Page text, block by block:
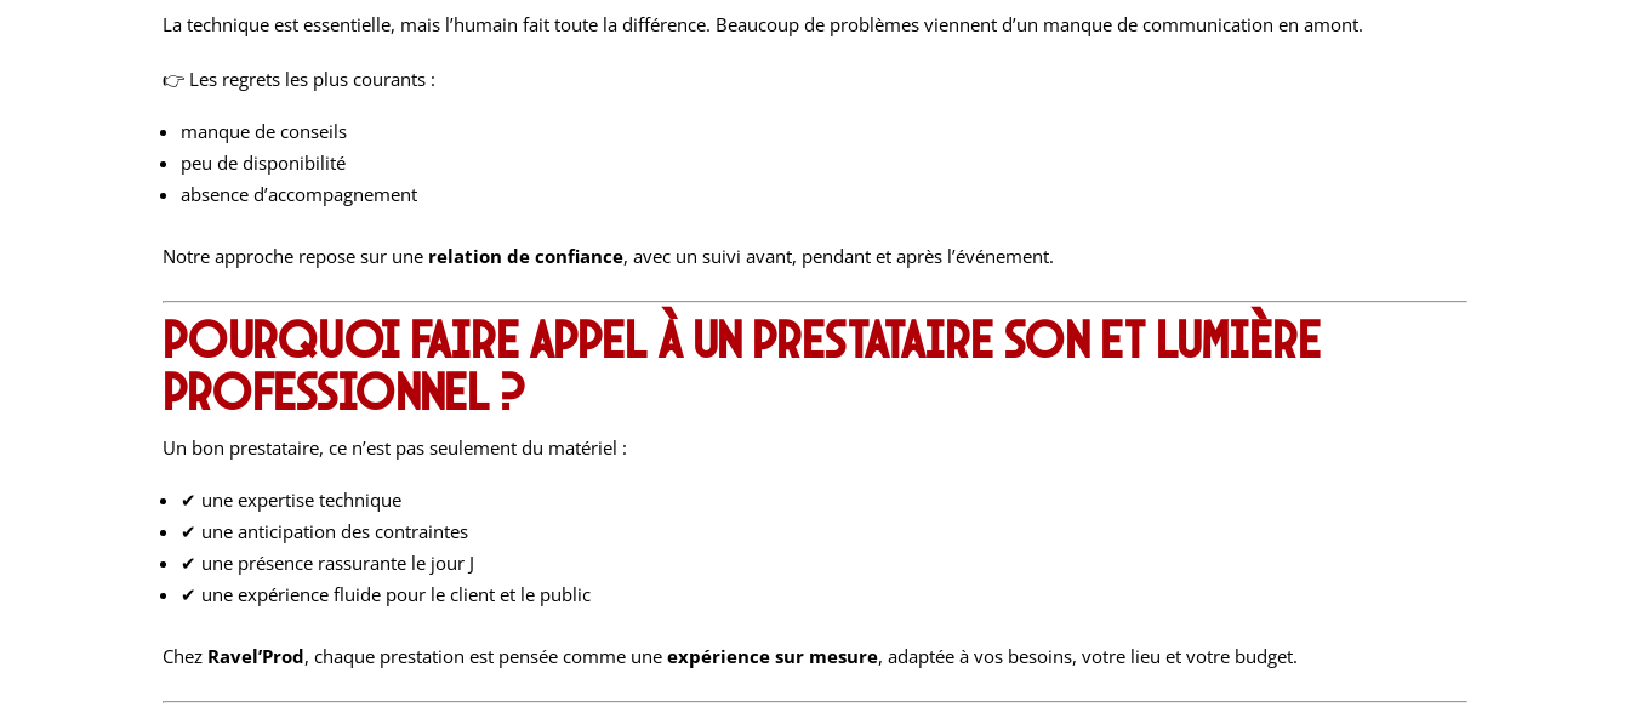
La technique est essentielle, mais l’humain fait toute la différence. Beaucoup de problèmes viennent d’un manque de communication en amont.
👉 Les regrets les plus courants :
manque de conseils
peu de disponibilité
absence d’accompagnement
Notre approche repose sur une relation de confiance, avec un suivi avant, pendant et après l’événement.
Pourquoi faire appel à un prestataire son et lumière
professionnel ?
Un bon prestataire, ce n’est pas seulement du matériel :
✔ une expertise technique
✔ une anticipation des contraintes
✔ une présence rassurante le jour J
✔ une expérience fluide pour le client et le public
Chez Ravel’Prod, chaque prestation est pensée comme uneexpérience sur mesure, adaptée à vos besoins, votre lieu et votre budget.